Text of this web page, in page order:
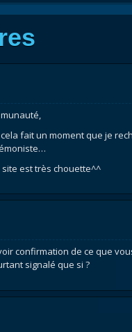
cela fait un moment que je
site est très chouette^^
confirmation de ce que
signalé que si ?